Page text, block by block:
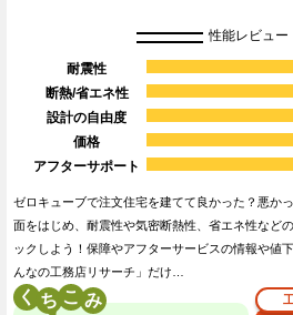
性能レビュー
耐震性
断熱/省エネ性
設計の自由度
価格
アフターサポート
ゼロキューブで注文住宅を建てて良かった？悪か
面をはじめ、耐震性や気密断熱性、省エネ性など
ックしよう！保障やアフターサービスの情報や値
んなの工務店リサーチ」だけ…
く こ